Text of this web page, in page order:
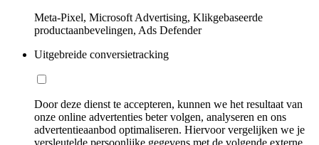
Meta-Pixel, Microsoft Advertising, Klikgebaseerde
productaanbevelingen, Ads Defender
Uitgebreide conversietracking
Door deze dienst te accepteren, kunnen we het resultaat van
onze online advertenties beter volgen, analyseren en ons
advertentieaanbod optimaliseren. Hiervoor vergelijken we je
versleutelde persoonlijke gegevens met de volgende externe